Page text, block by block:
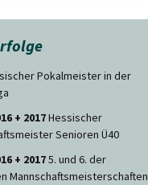
Pokalmeister in der
+ 2017Hessischer
Senioren Ü40
+ 20175. und 6. der
Mannschaftsmeisterschaften